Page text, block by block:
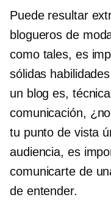
Puede resultar
blogueros de
como tales, es
sólidas
un blog es,
comunicación,
tu punto de vista
audiencia, es
comunicarte de
de entender.